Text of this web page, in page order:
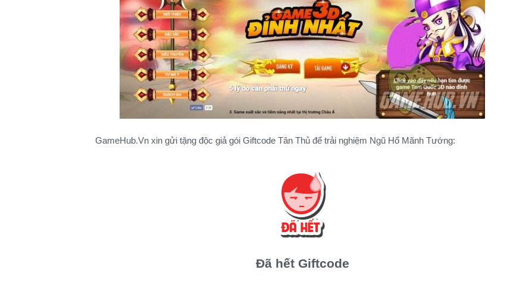
GameHub.Vn xin gửi tặng độc giả gói Giftcode Tân Thủ để trải nghiệm Ngũ Hổ Mãnh Tướng:
Đã hết Giftcode